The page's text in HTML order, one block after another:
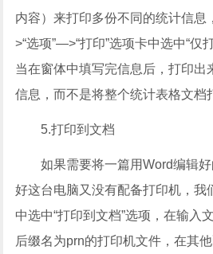
内容）来打印多份不同的统计信息
>“选项”—>“打印”选项卡中选中“仅
当在窗体中填写完信息后，打印出
信息，而不是将整个统计表格文档
5.打印到文档
如果需要将一篇用Word编辑好
好这台电脑又没有配备打印机，我
中选中“打印到文档”选项，在输入
后缀名为prn的打印机文件，在其